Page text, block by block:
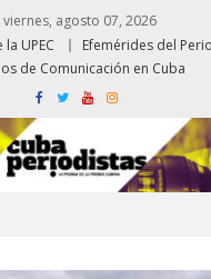
viernes, agosto 07, 2026
UPEC
Efemérides del
de Comunicación en Cuba